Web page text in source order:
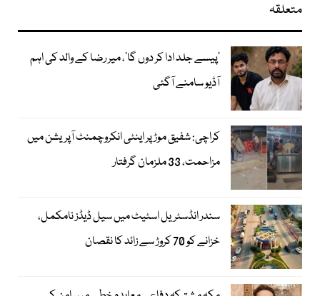
متعلقہ
’پیسے جلد ادا کر دوں گا‘، میر رضا کے والد کی اہم
آڈیو سامنے آگئی
کراچی: شفیق موڑ پر اینٹی انکروچمنٹ آپریشن میں
مزاحمت، 33 ملزمان گرفتار
سندر انڈسٹریل اسٹیٹ میں سیل ڈیڈز نامکمل،
خزانے کو 70 کروڑ سے زائد کا نقصان